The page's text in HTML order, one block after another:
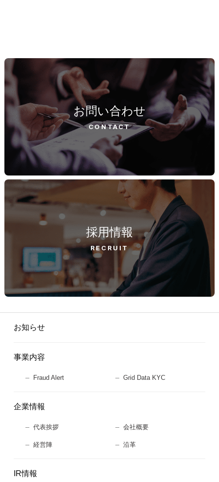
お問い合わせ
CONTACT
採用情報
RECRUIT
お知らせ
事業内容
Fraud Alert Grid Data KYC
企業情報
代表挨拶 会社概要
経営陣 沿革
IR情報